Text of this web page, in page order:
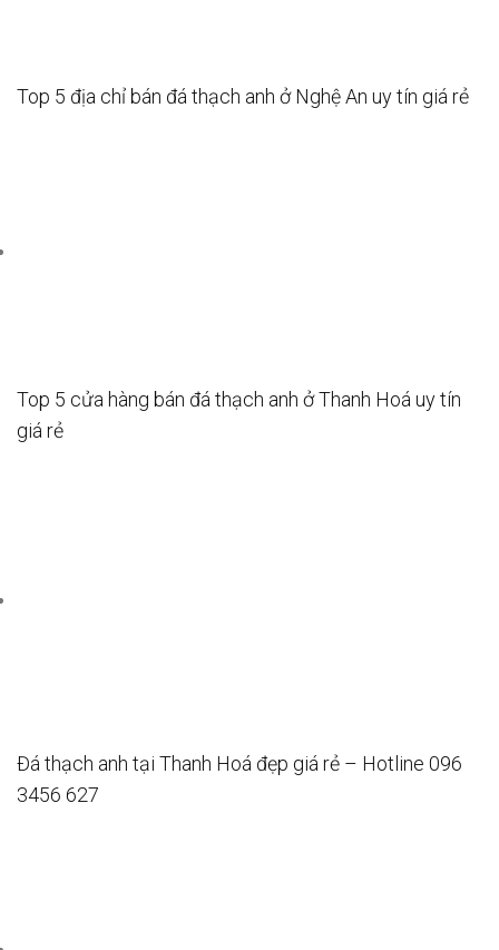
Top 5 địa chỉ bán đá thạch anh ở Nghệ An uy tín giá rẻ
Top 5 cửa hàng bán đá thạch anh ở Thanh Hoá uy tín
giá rẻ
Đá thạch anh tại Thanh Hoá đẹp giá rẻ – Hotline 096
3456 627